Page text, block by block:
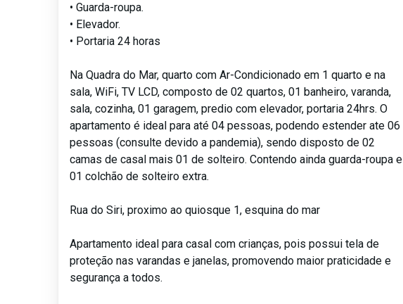
• Guarda-roupa.
• Elevador.
• Portaria 24 horas
Na Quadra do Mar, quarto com Ar-Condicionado em 1 quarto e na
sala, WiFi, TV LCD, composto de 02 quartos, 01 banheiro, varanda,
sala, cozinha, 01 garagem, predio com elevador, portaria 24hrs. O
apartamento é ideal para até 04 pessoas, podendo estender ate 06
pessoas (consulte devido a pandemia), sendo disposto de 02
camas de casal mais 01 de solteiro. Contendo ainda guarda-roupa e
01 colchão de solteiro extra.
Rua do Siri, proximo ao quiosque 1, esquina do mar
Apartamento ideal para casal com crianças, pois possui tela de
proteção nas varandas e janelas, promovendo maior praticidade e
segurança a todos.